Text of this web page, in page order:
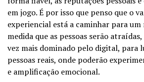
em jogo. É por isso que penso que o
experiencial está a caminhar para
medida que as pessoas serão
vez mais dominado pelo digital, para
pessoas reais, onde poderão
e amplificação emocional.